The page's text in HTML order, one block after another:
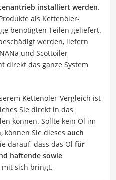
installiert werden.
als Kettenöler-
benötigten Teilen geliefert.
werden, liefern
und Scottoiler
direkt das ganze System
Kettenöler-Vergleich ist
Sie direkt in das
können. Sollte kein Öl im
können Sie dieses auch
darauf, dass das Öl für
haftende sowie
mit sich bringt.